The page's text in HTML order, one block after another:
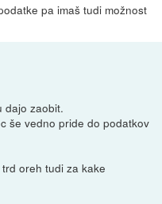
pa imaš tudi možnost
dajo zaobit.
še vedno pride do podatkov
oreh tudi za kake